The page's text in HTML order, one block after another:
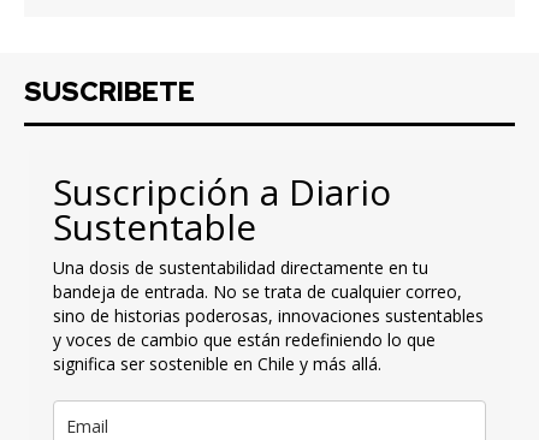
SUSCRIBETE
Suscripción a Diario
Sustentable
Una dosis de sustentabilidad directamente en tu
bandeja de entrada. No se trata de cualquier correo,
sino de historias poderosas, innovaciones sustentables
y voces de cambio que están redefiniendo lo que
significa ser sostenible en Chile y más allá.